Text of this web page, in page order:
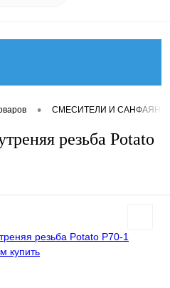
• СМЕСИТЕЛИ И САНФАЯНС
резьба Potato